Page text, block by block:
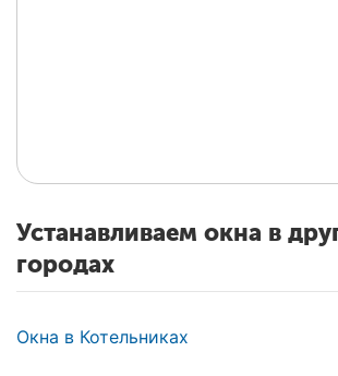
Устанавливаем окна в
городах
Окна в Котельниках